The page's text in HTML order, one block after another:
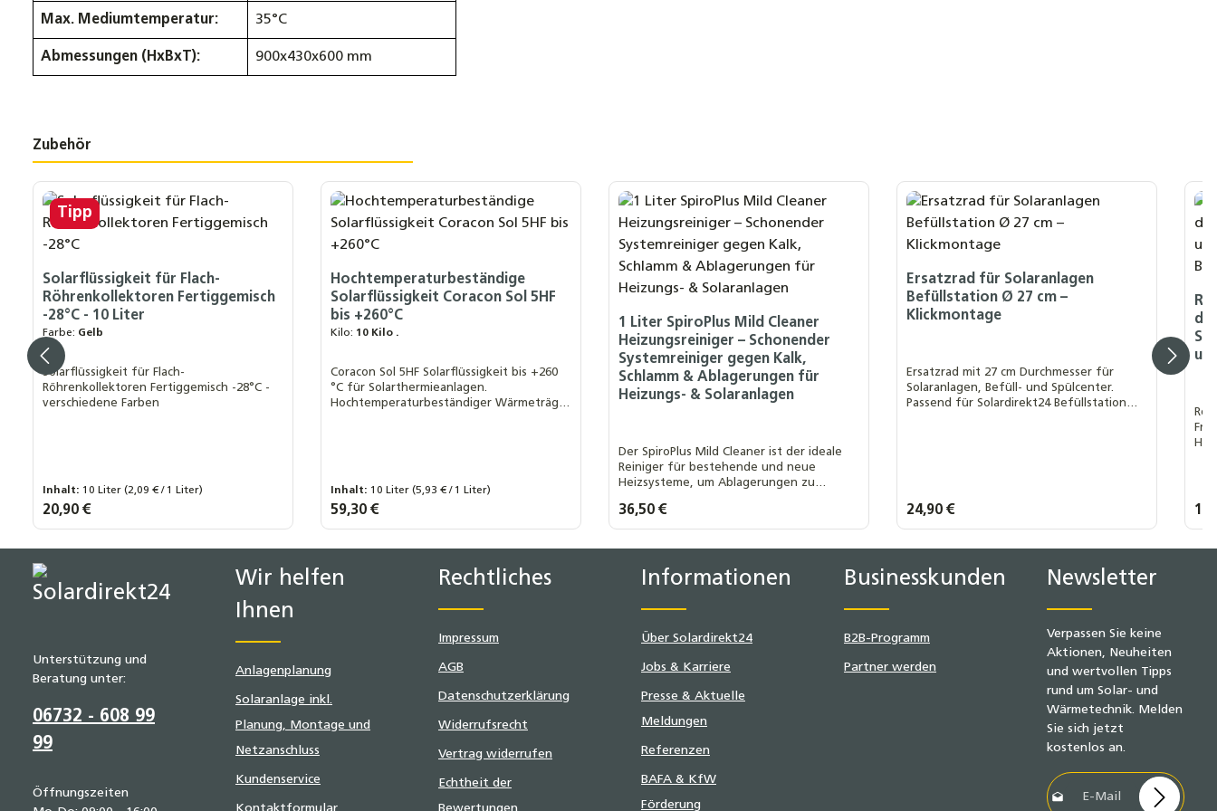
Max. Mediumtemperatur: 35°C
Abmessungen (HxBxT): 900x430x600 mm
Zubehör
Produktgalerie überspringen
Tipp
Solarflüssigkeit für Flach-
Röhrenkollektoren Fertiggemisch
-28°C - 10 Liter
Farbe: Gelb
Solarflüssigkeit für Flach-
Röhrenkollektoren Fertiggemisch -28°C -
verschiedene Farben
Inhalt: 10 Liter(2,09 € / 1 Liter)
Regulärer Preis:
20,90 €
Farbe:
Blau
Hochtemperaturbeständige
Solarflüssigkeit Coracon Sol 5HF
bis +260°C
Kilo: 10 Kilo .
Coracon Sol 5HF Solarflüssigkeit bis +260
°C für Solarthermieanlagen.
Hochtemperaturbeständiger Wärmeträger
Inhalt: 10 Liter(5,93 € / 1 Liter)
Regulärer Preis:
59,30 €
Kilo: 10 Kilo . 20 Kilo .
1 Liter SpiroPlus Mild Cleaner
Heizungsreiniger – Schonender
Systemreiniger gegen Kalk,
Schlamm & Ablagerungen für
Heizungs- & Solaranlagen
Der SpiroPlus Mild Cleaner ist der ideale
Reiniger für bestehende und neue
Heizsysteme, um Ablagerungen zu
die Wärmeübertragung zu optimieren.
Regulärer Preis:
36,50 €
Ersatzrad für Solaranlagen
Befüllstation Ø 27 cm –
Klickmontage
Ersatzrad mit 27 cm Durchmesser für
Solaranlagen, Befüll- und Spülcenter.
Passend für Solardirekt24 Befüllstation
Regulärer Preis:
24,90 €
Unterstützung und
Beratung unter:
06732 - 608 99
99
Öffnungszeiten
Wir helfen
Ihnen
Anlagenplanung
Solaranlage inkl.
Planung, Montage und
Netzanschluss
Kundenservice
Rechtliches
Impressum
AGB
Datenschutzerklärung
Widerrufsrecht
Vertrag widerrufen
Echtheit der
Informationen
Über Solardirekt24
Jobs & Karriere
Presse & Aktuelle
Meldungen
Referenzen
BAFA & KfW
Förderung
Businesskunden
B2B-Programm
Partner werden
Newsletter
Verpassen Sie keine
Aktionen, Neuheiten
und wertvollen Tipps
rund um Solar- und
Wärmetechnik. Melden
Sie sich jetzt
kostenlos an.
E-Mail-Adresse*